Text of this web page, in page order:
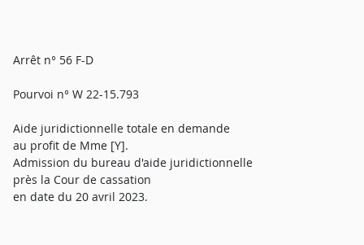
Arrêt n° 56 F-D
Pourvoi n° W 22-15.793
Aide juridictionnelle totale en demande
au profit de Mme [Y].
Admission du bureau d'aide juridictionnelle
près la Cour de cassation
en date du 20 avril 2023.